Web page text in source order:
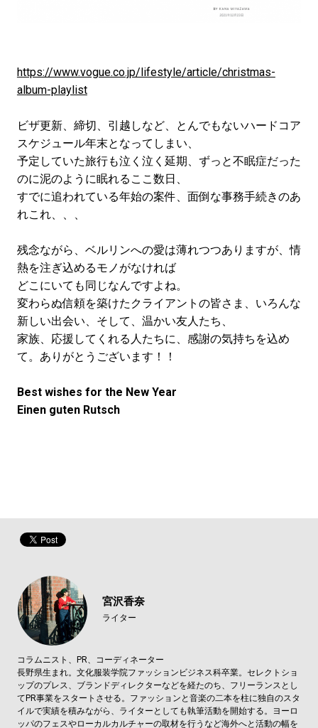
https://www.vogue.co.jp/lifestyle/article/christmas-
album-playlist
ビザ更新、締切、引越しなど、とんでもないハードコア
スケジュール年末となってしまい、
予定していた旅行も泣く泣く延期、ずっと不眠症だった
のに泥のように眠れるここ数日、
すでに追われている年始の案件、面倒な事務手続きのあ
れこれ、、、
残念ながら、ベルリンへの愛は薄れつつありますが、情
熱を注ぎ込めるモノがなければ
どこにいても同じなんですよね。
変わらぬ信頼を築けたクライアントの皆さま、いろんな
新しい出会い、そして、温かい友人たち、
家族、応援してくれる人たちに、感謝の気持ちを込め
て。ありがとうございます！！
Best wishes for the New Year
Einen guten Rutsch
宮沢香奈
ライター
コラムニスト、PR、コーディネーター
長野県生まれ。文化服装学院ファッションビジネス科卒業。セレクトショ
ップのプレス、ブランドディレクターなどを経たのち、フリーランスとし
てPR事業をスタートさせる。ファッションと音楽の二本を柱に独自のスタ
イルで実績を積みながら、ライターとしても執筆活動を開始する。ヨーロ
ッパのフェスやローカルカルチャーの取材を行うなど海外へと活動の幅を